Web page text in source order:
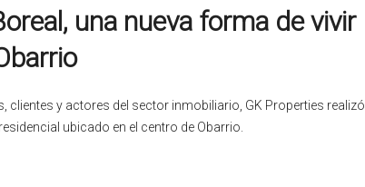
una nueva forma de vivir
clientes y actores del sector inmobiliario, GK Properties realizó
ubicado en el centro de Obarrio.